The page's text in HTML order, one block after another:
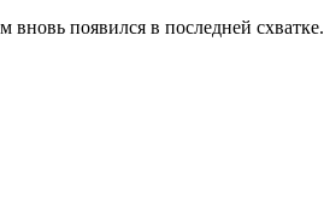
появился в последней схватке.